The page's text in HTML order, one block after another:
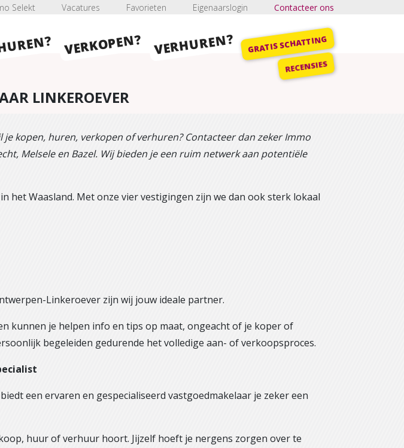
Selekt Vacatures Favorieten Eigenaarslogin Contacteer ons
VERKOPEN? VERHUREN? GRATIS SCHATTING
RECENSIES
LINKEROEVER
kopen, huren, verkopen of verhuren? Contacteer dan zeker Immo
Melsele en Bazel. Wij bieden je een ruim netwerk aan potentiële
het Waasland. Met onze vier vestigingen zijn we dan ook sterk lokaal
Linkeroever zijn wij jouw ideale partner.
kunnen je helpen info en tips op maat, ongeacht of je koper of
begeleiden gedurende het volledige aan- of verkoopsproces.
een ervaren en gespecialiseerd vastgoedmakelaar je zeker een
huur of verhuur hoort. Jijzelf hoeft je nergens zorgen over te